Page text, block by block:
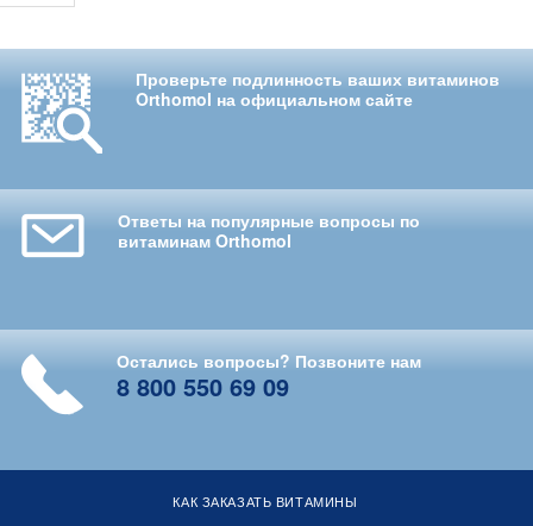
Проверьте подлинность ваших витаминов
Orthomol на официальном сайте
Ответы на популярные вопросы по
витаминам Orthomol
Остались вопросы? Позвоните нам
8 800 550 69 09
КАК ЗАКАЗАТЬ ВИТАМИНЫ